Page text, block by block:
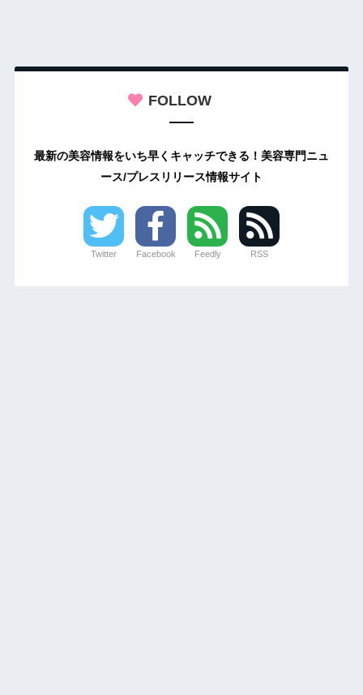
FOLLOW
最新の美容情報をいち早くキャッチできる！美容専門ニュ
ース/プレスリリース情報サイト
Twitter Facebook Feedly RSS